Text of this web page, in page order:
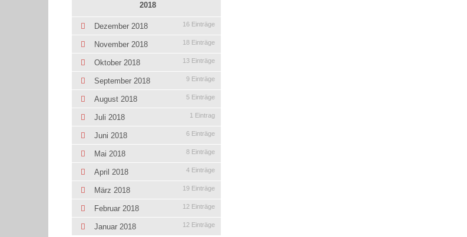
2018
Dezember 2018 16 Einträge
November 2018 18 Einträge
Oktober 2018 13 Einträge
September 2018 9 Einträge
August 2018 5 Einträge
Juli 2018 1 Eintrag
Juni 2018 6 Einträge
Mai 2018 8 Einträge
April 2018 4 Einträge
März 2018 19 Einträge
Februar 2018 12 Einträge
Januar 2018 12 Einträge